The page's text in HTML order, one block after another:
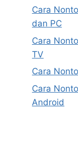
Cara
dan PC
Cara
TV
Cara
Cara
Android